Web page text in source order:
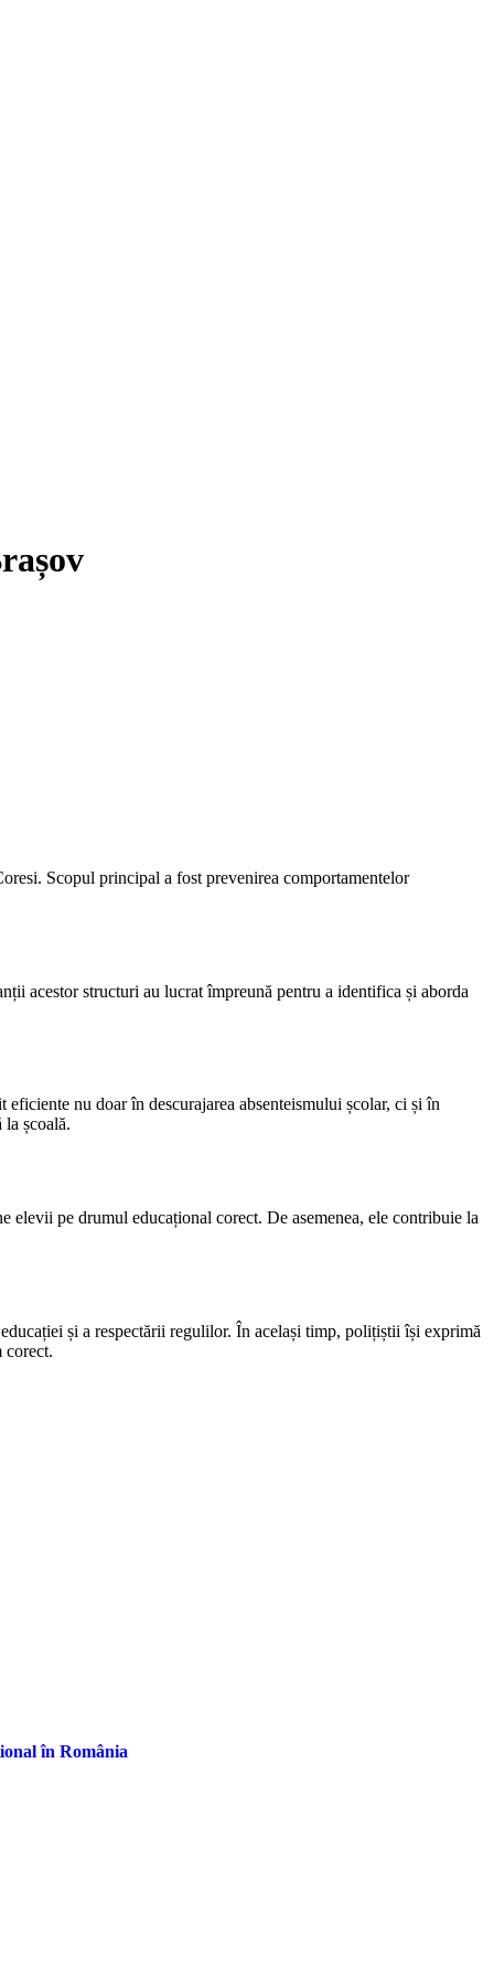
acestor structuri au lucrat împreună pentru a identifica și aborda
nu doar în descurajarea absenteismului școlar, ci și în
școală.
elevii pe drumul educațional corect. De asemenea, ele contribuie la
și a respectării regulilor. În același timp, polițiștii își exprimă
corect.
în România